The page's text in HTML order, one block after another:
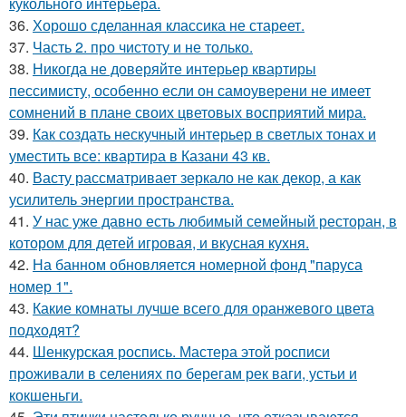
36. Хорошо сделанная классика не стареет.
37. Часть 2. про чистоту и не только.
38. Никогда не доверяйте интерьер квартиры
пессимисту, особенно если он самоуверени не имеет
сомнений в плане своих цветовых восприятий мира.
39. Как создать нескучный интерьер в светлых тонах и
уместить все: квартира в Казани 43 кв.
40. Васту рассматривает зеркало не как декор, а как
усилитель энергии пространства.
41. У нас уже давно есть любимый семейный ресторан, в
котором для детей игровая, и вкусная кухня.
42. На банном обновляется номерной фонд "паруса
номер 1".
43. Какие комнаты лучше всего для оранжевого цвета
подходят?
44. Шенкурская роспись. Мастера этой росписи
проживали в селениях по берегам рек ваги, устьи и
кокшеньги.